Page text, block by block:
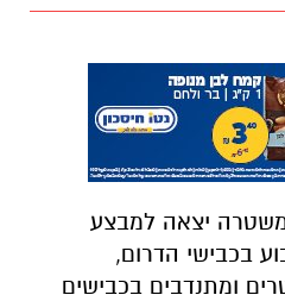
יצאה למבצע
בכבישי הדרום,
ומתנדבים בכבישים